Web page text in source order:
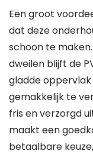
Een groot
dat deze
schoon te
dweilen blijft de
gladde oppervlak
gemakkelijk te
fris en verzorgd
maakt een
betaalbare